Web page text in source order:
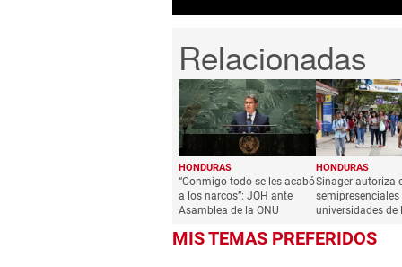
HONDURAS
“Conmigo todo se les acabó
a los narcos”: JOH ante
Asamblea de la ONU
HONDURAS
Sinager autoriza
semipresenciales
universidades de
MIS TEMAS PREFERIDOS